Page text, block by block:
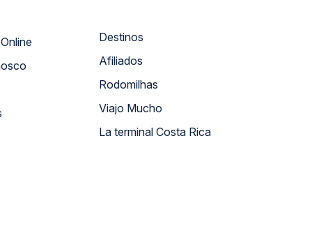
Atendimento Online
Destinos
Afiliados
Rodomilhas
Viajo Mucho
La terminal Costa Rica